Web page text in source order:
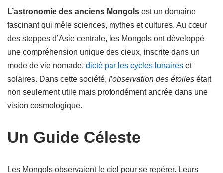
L’astronomie des anciens Mongols est un domaine
fascinant qui mêle sciences, mythes et cultures. Au cœur
des steppes d’Asie centrale, les Mongols ont développé
une compréhension unique des cieux, inscrite dans un
mode de vie nomade, dicté par les cycles lunaires et
solaires. Dans cette société, l’observation des étoiles était
non seulement utile mais profondément ancrée dans une
vision cosmologique.
Un Guide Céleste
Les Mongols observaient le ciel pour se repérer. Leurs